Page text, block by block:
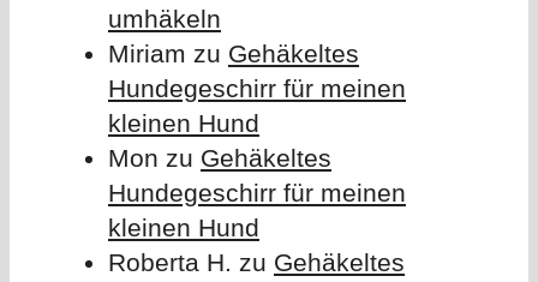
umhäkeln
Miriam zu Gehäkeltes
Hundegeschirr für meinen
kleinen Hund
Mon zu Gehäkeltes
Hundegeschirr für meinen
kleinen Hund
Roberta H. zu Gehäkeltes